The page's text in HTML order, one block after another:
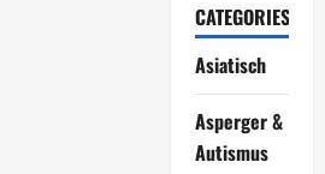
CATEGORIES
Asiatisch
Asperger &
Autismus